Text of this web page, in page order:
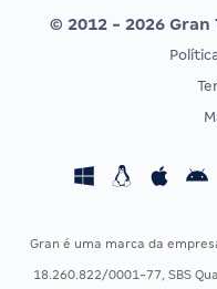
CONCURSOS POR
Concursos Fiscais
© 2012 - 2026 Gran
Gran é uma marca da
18.260.822/0001-77, SBS